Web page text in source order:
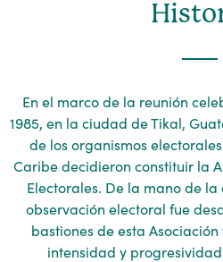
En el marco de la reunión
1985, en la ciudad de Tikal,
de los organismos
Caribe decidieron constituir la
Electorales. De la mano de
observación electoral fue
bastiones de esta
intensidad y